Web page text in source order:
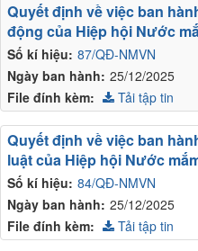
Số kí hiệu: 87/QĐ-NMVN
Ngày ban hành: 25/12/2025
Quyết định về việc ban
động của Hiệp hội Nước
File đính kèm: Tải tập tin
Số kí hiệu: 84/QĐ-NMVN
Ngày ban hành: 25/12/2025
Quyết định về việc ban
luật của Hiệp hội Nước
File đính kèm: Tải tập tin